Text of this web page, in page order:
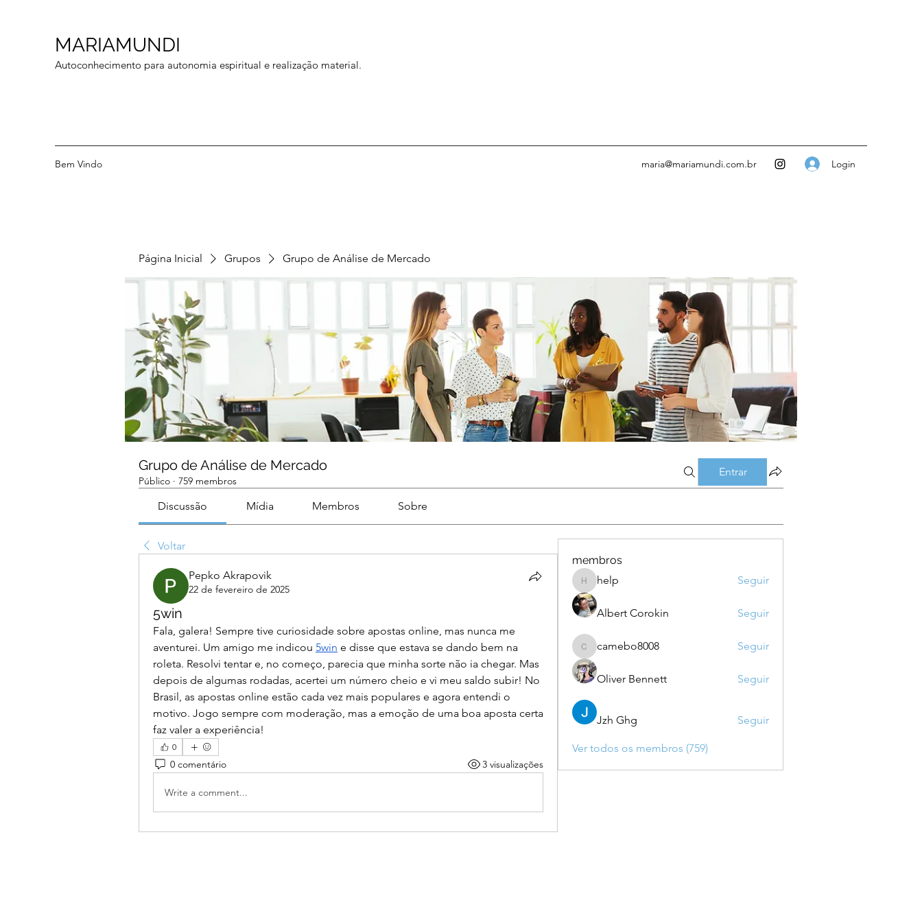
MARIAMUNDI
Autoconhecimento para autonomia espiritual e realização material.
Bem Vindo maria@mariamundi.com.br Login
Página Inicial Grupos Grupo de Análise de Mercado
Grupo de Análise de Mercado
Público · 759 membros
Entrar
Discussão Mídia Membros Sobre
Voltar
Pepko Akrapovik
22 de fevereiro de 2025
5win
Fala, galera! Sempre tive curiosidade sobre apostas online, mas nunca me
aventurei. Um amigo me indicou 5win e disse que estava se dando bem na
roleta. Resolvi tentar e, no começo, parecia que minha sorte não ia chegar. Mas
depois de algumas rodadas, acertei um número cheio e vi meu saldo subir! No
Brasil, as apostas online estão cada vez mais populares e agora entendi o
motivo. Jogo sempre com moderação, mas a emoção de uma boa aposta certa
faz valer a experiência!
0
0 comentário 3 visualizações
Write a comment...
membros
help
help Seguir
Albert Corokin Seguir
camebo8008
camebo8008 Seguir
Oliver Bennett Seguir
Jzh Ghg Seguir
Ver todos os membros (759)